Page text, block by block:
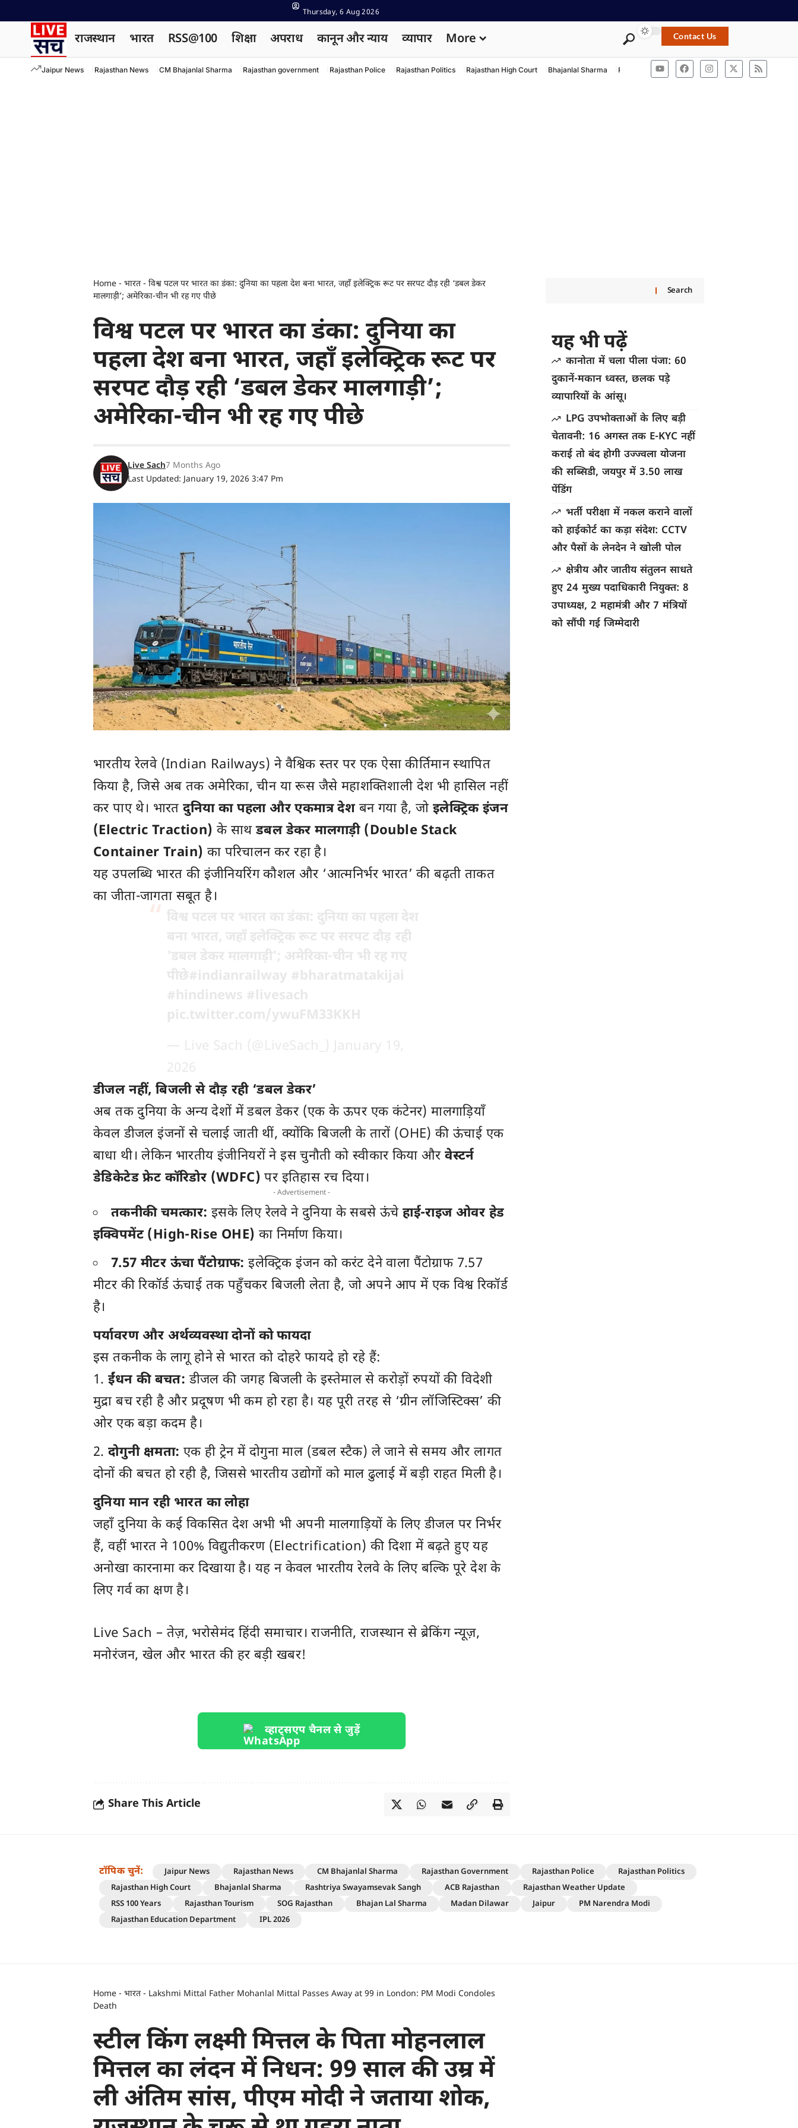
Thursday, 6 Aug 2026
राजस्थान भारत RSS@100 शिक्षा अपराध कानून और न्याय व्यापार More Contact Us
Jaipur News Rajasthan News CM Bhajanlal Sharma Rajasthan government Rajasthan Police Rajasthan Politics Rajasthan High Court Bhajanlal Sharma Rashtriya Swayamsevak Sangh ACB Rajasthan
Home - भारत- विश्व पटल पर भारत का डंका: दुनिया का पहला देश बना भारत, जहाँ इलेक्ट्रिक रूट पर सरपट दौड़ रही ‘डबल डेकर
मालगाड़ी’; अमेरिका-चीन भी रह गए पीछे
विश्व पटल पर भारत का डंका: दुनिया का
पहला देश बना भारत, जहाँ इलेक्ट्रिक रूट पर
सरपट दौड़ रही ‘डबल डेकर मालगाड़ी’;
अमेरिका-चीन भी रह गए पीछे
Last Updated: January 19, 2026 3:47 Pm
Live Sach7 Months Ago
भारतीय रेलवे (Indian Railways) ने वैश्विक स्तर पर एक ऐसा कीर्तिमान स्थापित
किया है, जिसे अब तक अमेरिका, चीन या रूस जैसे महाशक्तिशाली देश भी हासिल नहीं
कर पाए थे। भारतदुनिया का पहला और एकमात्र देश बन गया है, जोइलेक्ट्रिक इंजन
(Electric Traction) के साथडबल डेकर मालगाड़ी (Double Stack
Container Train) का परिचालन कर रहा है।
यह उपलब्धि भारत की इंजीनियरिंग कौशल और ‘आत्मनिर्भर भारत’ की बढ़ती ताकत
का जीता-जागता सबूत है।
डीजल नहीं, बिजली से दौड़ रही ‘डबल डेकर’
अब तक दुनिया के अन्य देशों में डबल डेकर (एक के ऊपर एक कंटेनर) मालगाड़ियाँ
केवल डीजल इंजनों से चलाई जाती थीं, क्योंकि बिजली के तारों (OHE) की ऊंचाई एक
बाधा थी। लेकिन भारतीय इंजीनियरों ने इस चुनौती को स्वीकार किया औरवेस्टर्न
डेडिकेटेड फ्रेट कॉरिडोर (WDFC) पर इतिहास रच दिया।
- Advertisement -
तकनीकी चमत्कार: इसके लिए रेलवे ने दुनिया के सबसे ऊंचेहाई-राइज ओवर हेड
इक्विपमेंट (High-Rise OHE) का निर्माण किया।
7.57 मीटर ऊंचा पैंटोग्राफ: इलेक्ट्रिक इंजन को करंट देने वाला पैंटोग्राफ 7.57
मीटर की रिकॉर्ड ऊंचाई तक पहुँचकर बिजली लेता है, जो अपने आप में एक विश्व रिकॉर्ड
है।
पर्यावरण और अर्थव्यवस्था दोनों को फायदा
इस तकनीक के लागू होने से भारत को दोहरे फायदे हो रहे हैं:
ईंधन की बचत: डीजल की जगह बिजली के इस्तेमाल से करोड़ों रुपयों की विदेशी
मुद्रा बच रही है और प्रदूषण भी कम हो रहा है। यह पूरी तरह से ‘ग्रीन लॉजिस्टिक्स’ की
ओर एक बड़ा कदम है।
दोगुनी क्षमता: एक ही ट्रेन में दोगुना माल (डबल स्टैक) ले जाने से समय और लागत
दोनों की बचत हो रही है, जिससे भारतीय उद्योगों को माल ढुलाई में बड़ी राहत मिली है।
दुनिया मान रही भारत का लोहा
जहाँ दुनिया के कई विकसित देश अभी भी अपनी मालगाड़ियों के लिए डीजल पर निर्भर
हैं, वहीं भारत ने 100% विद्युतीकरण (Electrification) की दिशा में बढ़ते हुए यह
अनोखा कारनामा कर दिखाया है। यह न केवल भारतीय रेलवे के लिए बल्कि पूरे देश के
लिए गर्व का क्षण है।
Live Sach – तेज़, भरोसेमंद हिंदी समाचार। राजनीति, राजस्थानसे ब्रेकिंग न्यूज़,
मनोरंजन, खेल और भारत की हर बड़ी खबर!
व्हाट्सएप चैनल से जुड़ें
Share This Article
Search
यह भी पढ़ें
कानोता में चला पीला पंजा: 60
दुकानें-मकान ध्वस्त, छलक पड़े
व्यापारियों के आंसू।
LPG उपभोक्ताओं के लिए बड़ी
चेतावनी: 16 अगस्त तक E-KYC नहीं
कराई तो बंद होगी उज्ज्वला योजना
की सब्सिडी, जयपुर में 3.50 लाख
पेंडिंग
भर्ती परीक्षा में नकल कराने वालों
को हाईकोर्ट का कड़ा संदेश: CCTV
और पैसों के लेनदेन ने खोली पोल
क्षेत्रीय और जातीय संतुलन साधते
हुए 24 मुख्य पदाधिकारी नियुक्त: 8
उपाध्यक्ष, 2 महामंत्री और 7 मंत्रियों
को सौंपी गई जिम्मेदारी
टॉपिक चुनें: Jaipur News Rajasthan News CM Bhajanlal Sharma Rajasthan Government Rajasthan Police
Rajasthan Politics
Rajasthan High Court
Bhajanlal Sharma Rashtriya Swayamsevak Sangh ACB Rajasthan
Rajasthan Weather Update
RSS 100 Years
Rajasthan Tourism SOG Rajasthan Bhajan Lal Sharma Madan Dilawar Jaipur
PM Narendra Modi
Rajasthan Education Department
IPL 2026
Home - भारत- Lakshmi Mittal Father Mohanlal Mittal Passes Away at 99 in London: PM Modi Condoles
Death
स्टील किंग लक्ष्मी मित्तल के पिता मोहनलाल
मित्तल का लंदन में निधन: 99 साल की उम्र में
ली अंतिम सांस, पीएम मोदी ने जताया शोक,